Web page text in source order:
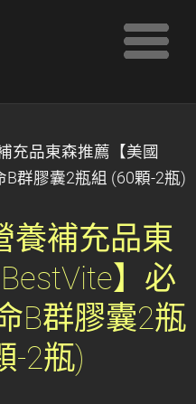
充品東森推薦【美國
群膠囊2瓶組 (60顆-2瓶)
養補充品東
】必
B群膠囊2瓶
-2瓶)